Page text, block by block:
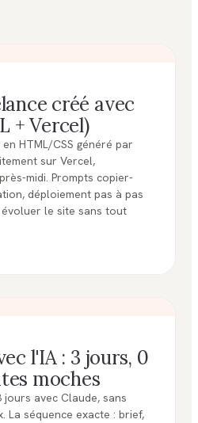
créé avec
+ Vercel)
HTML/CSS généré par
sur Vercel,
midi. Prompts copier-
déploiement pas à pas
le site sans tout
l'IA : 3 jours, 0
moches
avec Claude, sans
La séquence exacte : brief,